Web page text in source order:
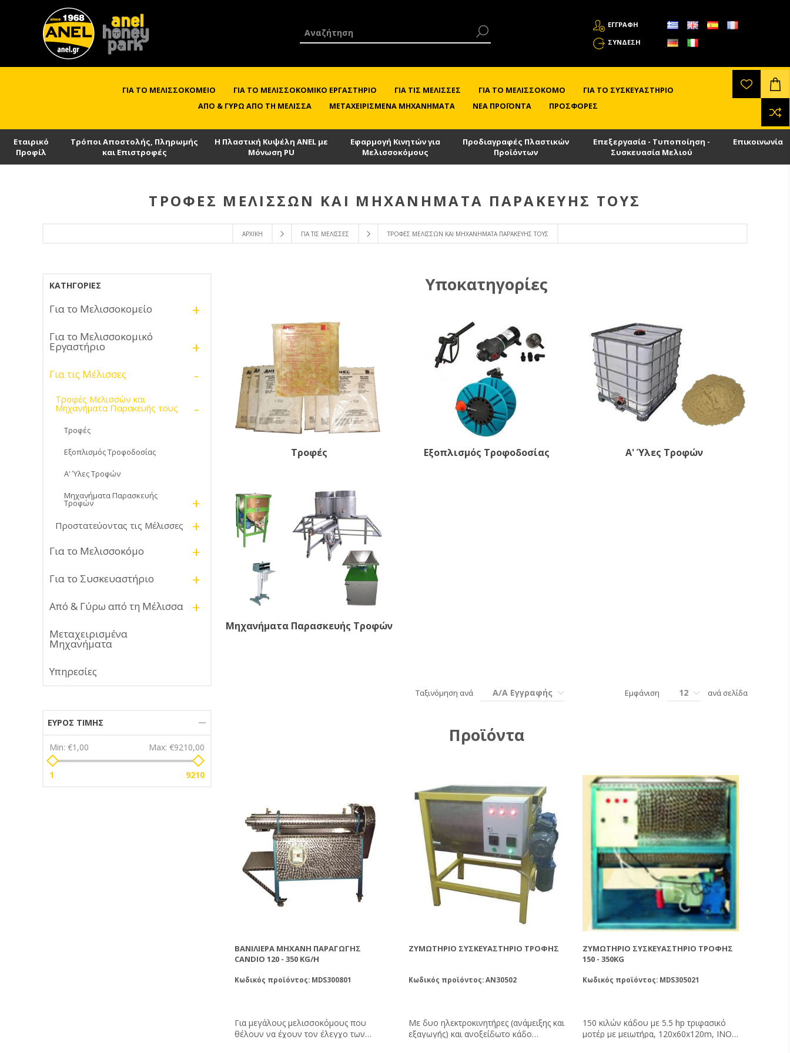
ΕΓΓΡΑΦΗ
ΣΎΝΔΕΣΗ
ΓΙΑ ΤΟ ΜΕΛΙΣΣΟΚΟΜΕΊΟ ΓΙΑ ΤΟ ΜΕΛΙΣΣΟΚΟΜΙΚΌ ΕΡΓΑΣΤΉΡΙΟ ΓΙΑ ΤΙΣ ΜΈΛΙΣΣΕΣ ΓΙΑ ΤΟ ΜΕΛΙΣΣΟΚΌΜΟ
ΓΙΑ ΤΟ ΣΥΣΚΕΥΑΣΤΉΡΙΟ
ΑΠΌ & ΓΎΡΩ ΑΠΌ ΤΗ ΜΈΛΙΣΣΑ
ΜΕΤΑΧΕΙΡΙΣΜΈΝΑ ΜΗΧΑΝΉΜΑΤΑ ΝΈΑ ΠΡΟΪΌΝΤΑ ΠΡΟΣΦΟΡΈΣ
Εταιρικό
Προφίλ
Τρόποι Αποστολής, Πληρωμής
και Επιστροφές
Η Πλαστική Κυψέλη ANEL με
Μόνωση PU
Εφαρμογή Κινητών για
Μελισσοκόμους
Προδιαγραφές Πλαστικών
Προϊόντων
Επεξεργασία - Τυποποίηση -
Συσκευασία Μελιού
Επικοινωνία
ΑΡΧΙΚΉ ΓΙΑ ΤΙΣ ΜΈΛΙΣΣΕΣ ΤΡΟΦΈΣ ΜΕΛΙΣΣΏΝ ΚΑΙ ΜΗΧΑΝΉΜΑΤΑ ΠΑΡΑΚΕΥΉΣ ΤΟΥΣ
ΤΡΟΦΈΣ ΜΕΛΙΣΣΏΝ ΚΑΙ ΜΗΧΑΝΉΜΑΤΑ ΠΑΡΑΚΕΥΉΣ ΤΟΥΣ
Υποκατηγορίες
Τροφές Εξοπλισμός Τροφοδοσίας Α' Ύλες Τροφών
Μηχανήματα Παρασκευής Τροφών
Ταξινόμηση ανά Α/Α Εγγραφής Εμφάνιση 12 ανά σελίδα
Προϊόντα
ΒΑΝΙΛΙΈΡΑ ΜΗΧΑΝΉ ΠΑΡΑΓΩΓΉΣ
CANDIO 120 - 350 KG/H
Κωδικός προϊόντος: MDS300801
Για μεγάλους μελισσοκόμους που
θέλουν να έχουν τον έλεγχο των
ΖΥΜΩΤΉΡΙΟ ΣΥΣΚΕΥΑΣΤΉΡΙΟ ΤΡΟΦΉΣ
Κωδικός προϊόντος: AN30502
Με δυο ηλεκτροκινητήρες (ανάμειξης και
εξαγωγής) και ανοξείδωτο κάδο
ΖΥΜΩΤΉΡΙΟ ΣΥΣΚΕΥΑΣΤΉΡΙΟ ΤΡΟΦΉΣ
150 - 350KG
Κωδικός προϊόντος: MDS305021
150 κιλών κάδου με 5.5 hp τριφασικό
μοτέρ με μειωτήρα, 120x60x120m, INOX
ΚΑΤΗΓΟΡΊΕΣ
Για το Μελισσοκομείο +
Για το Μελισσοκομικό
Εργαστήριο +
Για τις Μέλισσες -
Τροφές Μελισσών και
Μηχανήματα Παρακευής τους -
Τροφές
Εξοπλισμός Τροφοδοσίας
Α' Ύλες Τροφών
Μηχανήματα Παρασκευής
Τροφών +
Προστατεύοντας τις Μέλισσες +
Για το Μελισσοκόμο +
Για το Συσκευαστήριο +
Από & Γύρω από τη Μέλισσα +
Μεταχειρισμένα
Μηχανήματα
Υπηρεσίες
ΕΎΡΟΣ ΤΙΜΉΣ
Min: €1,00 Max: €9210,00
1 9210